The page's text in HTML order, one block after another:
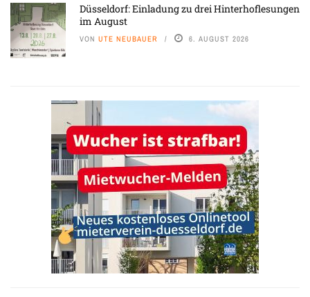
Düsseldorf: Einladung zu drei Hinterhoflesungen
im August
VON UTE NEUBAUER 6. AUGUST 2026